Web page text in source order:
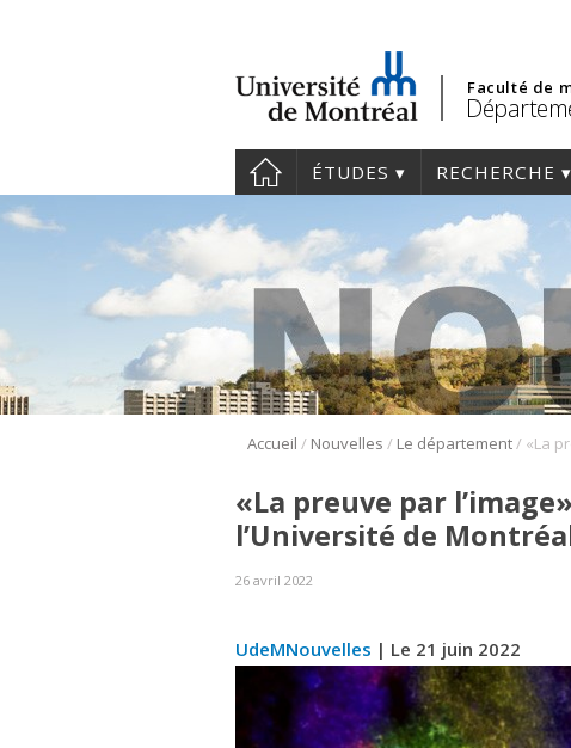
Faculté de
ÉTUDES RECHERCHE
Accueil / Nouvelles / Le département/
«La preuve par
l’Université de
26 avril 2022
UdeMNouvelles | Le 21 juin 2022